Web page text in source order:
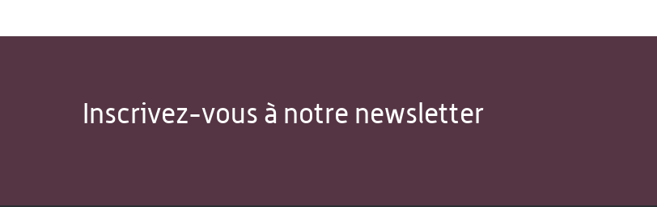
Inscrivez-vous à notre newsletter